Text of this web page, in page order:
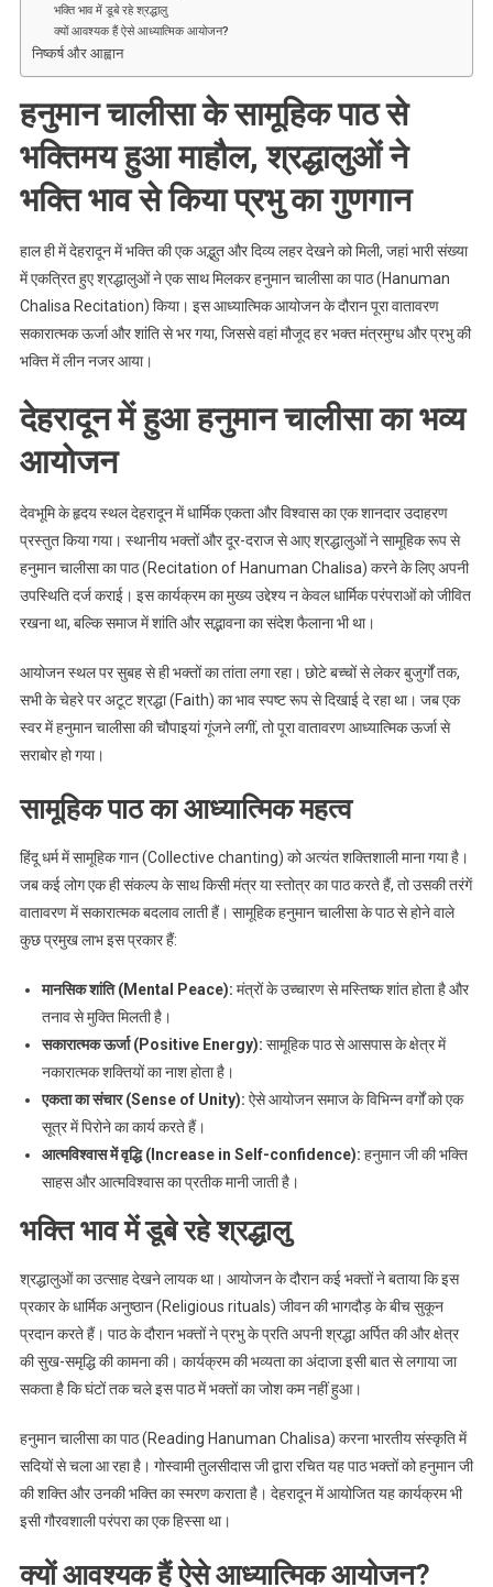
ने
भाव
से
किया
गान
भक्ति भाव में डूबे रहे श्रद्धालु
क्यों आवश्यक हैं ऐसे आध्यात्मिक आयोजन?
निष्कर्ष और आह्वान
हनुमान चालीसा के सामूहिक पाठ से
भक्तिमय हुआ माहौल, श्रद्धालुओं ने
भक्ति भाव से किया प्रभु का गुणगान
हाल ही में देहरादून में भक्ति की एक अद्भुत और दिव्य लहर देखने को मिली, जहां भारी संख्या
में एकत्रित हुए श्रद्धालुओं ने एक साथ मिलकर हनुमान चालीसा का पाठ (Hanuman
Chalisa Recitation) किया। इस आध्यात्मिक आयोजन के दौरान पूरा वातावरण
सकारात्मक ऊर्जा और शांति से भर गया, जिससे वहां मौजूद हर भक्त मंत्रमुग्ध और प्रभु की
भक्ति में लीन नजर आया।
देहरादून में हुआ हनुमान चालीसा का भव्य
आयोजन
देवभूमि के हृदय स्थल देहरादून में धार्मिक एकता और विश्वास का एक शानदार उदाहरण
प्रस्तुत किया गया। स्थानीय भक्तों और दूर-दराज से आए श्रद्धालुओं ने सामूहिक रूप से
हनुमान चालीसा का पाठ (Recitation of Hanuman Chalisa) करने के लिए अपनी
उपस्थिति दर्ज कराई। इस कार्यक्रम का मुख्य उद्देश्य न केवल धार्मिक परंपराओं को जीवित
रखना था, बल्कि समाज में शांति और सद्भावना का संदेश फैलाना भी था।
आयोजन स्थल पर सुबह से ही भक्तों का तांता लगा रहा। छोटे बच्चों से लेकर बुजुर्गों तक,
सभी के चेहरे पर अटूट श्रद्धा (Faith) का भाव स्पष्ट रूप से दिखाई दे रहा था। जब एक
स्वर में हनुमान चालीसा की चौपाइयां गूंजने लगीं, तो पूरा वातावरण आध्यात्मिक ऊर्जा से
सराबोर हो गया।
सामूहिक पाठ का आध्यात्मिक महत्व
हिंदू धर्म में सामूहिक गान (Collective chanting) को अत्यंत शक्तिशाली माना गया है।
जब कई लोग एक ही संकल्प के साथ किसी मंत्र या स्तोत्र का पाठ करते हैं, तो उसकी तरंगें
वातावरण में सकारात्मक बदलाव लाती हैं। सामूहिक हनुमान चालीसा के पाठ से होने वाले
कुछ प्रमुख लाभ इस प्रकार हैं:
मानसिक शांति (Mental Peace): मंत्रों के उच्चारण से मस्तिष्क शांत होता है और
तनाव से मुक्ति मिलती है।
सकारात्मक ऊर्जा (Positive Energy): सामूहिक पाठ से आसपास के क्षेत्र में
नकारात्मक शक्तियों का नाश होता है।
एकता का संचार (Sense of Unity): ऐसे आयोजन समाज के विभिन्न वर्गों को एक
सूत्र में पिरोने का कार्य करते हैं।
आत्मविश्वास में वृद्धि (Increase in Self-confidence): हनुमान जी की भक्ति
साहस और आत्मविश्वास का प्रतीक मानी जाती है।
भक्ति भाव में डूबे रहे श्रद्धालु
श्रद्धालुओं का उत्साह देखने लायक था। आयोजन के दौरान कई भक्तों ने बताया कि इस
प्रकार के धार्मिक अनुष्ठान (Religious rituals) जीवन की भागदौड़ के बीच सुकून
प्रदान करते हैं। पाठ के दौरान भक्तों ने प्रभु के प्रति अपनी श्रद्धा अर्पित की और क्षेत्र
की सुख-समृद्धि की कामना की। कार्यक्रम की भव्यता का अंदाजा इसी बात से लगाया जा
सकता है कि घंटों तक चले इस पाठ में भक्तों का जोश कम नहीं हुआ।
हनुमान चालीसा का पाठ (Reading Hanuman Chalisa) करना भारतीय संस्कृति में
सदियों से चला आ रहा है। गोस्वामी तुलसीदास जी द्वारा रचित यह पाठ भक्तों को हनुमान जी
की शक्ति और उनकी भक्ति का स्मरण कराता है। देहरादून में आयोजित यह कार्यक्रम भी
इसी गौरवशाली परंपरा का एक हिस्सा था।
क्यों आवश्यक हैं ऐसे आध्यात्मिक आयोजन?